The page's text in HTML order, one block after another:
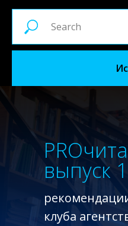
выпуск
клуба